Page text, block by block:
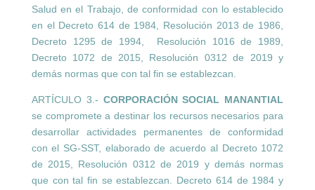
Salud en el Trabajo, de conformidad con lo establecido
en el Decreto 614 de 1984, Resolución 2013 de 1986,
Decreto 1295 de 1994, Resolución 1016 de 1989,
Decreto 1072 de 2015, Resolución 0312 de 2019 y
demás normas que con tal fin se establezcan.
ARTÍCULO 3.- CORPORACIÓN SOCIAL MANANTIAL
se compromete a destinar los recursos necesarios para
desarrollar actividades permanentes de conformidad
con el SG-SST, elaborado de acuerdo al Decreto 1072
de 2015, Resolución 0312 de 2019 y demás normas
que con tal fin se establezcan. Decreto 614 de 1984 y